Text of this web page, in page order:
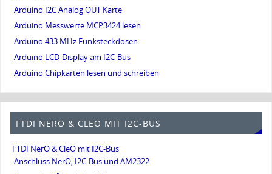
Arduino I2C Analog OUT Karte
Arduino Messwerte MCP3424 lesen
Arduino 433 MHz Funksteckdosen
Arduino LCD-Display am I2C-Bus
Arduino Chipkarten lesen und schreiben
FTDI NERO & CLEO MIT I2C-BUS
FTDI NerO & CleO mit I2C-Bus
Anschluss NerO, I2C-Bus und AM2322